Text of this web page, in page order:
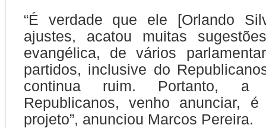
“É verdade que ele [Orlando
ajustes, acatou muitas
evangélica, de vários
partidos, inclusive do
continua ruim. Portanto, a
Republicanos, venho anunciar,
projeto”, anunciou Marcos Pereira.